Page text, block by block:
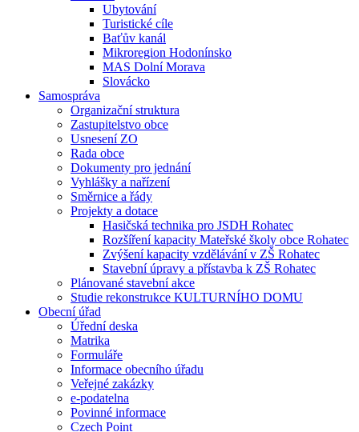
Ubytování
Turistické cíle
Baťův kanál
Mikroregion Hodonínsko
MAS Dolní Morava
Slovácko
Samospráva
Organizační struktura
Zastupitelstvo obce
Usnesení ZO
Rada obce
Dokumenty pro jednání
Vyhlášky a nařízení
Směrnice a řády
Projekty a dotace
Hasičská technika pro JSDH Rohatec
Rozšíření kapacity Mateřské školy obce Rohatec
Zvýšení kapacity vzdělávání v ZŠ Rohatec
Stavební úpravy a přístavba k ZŠ Rohatec
Plánované stavební akce
Studie rekonstrukce KULTURNÍHO DOMU
Obecní úřad
Úřední deska
Matrika
Formuláře
Informace obecního úřadu
Veřejné zakázky
e-podatelna
Povinné informace
Czech Point